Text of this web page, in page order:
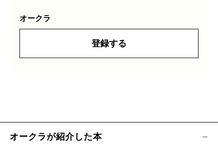
オークラ
登録する
オークラが紹介した本